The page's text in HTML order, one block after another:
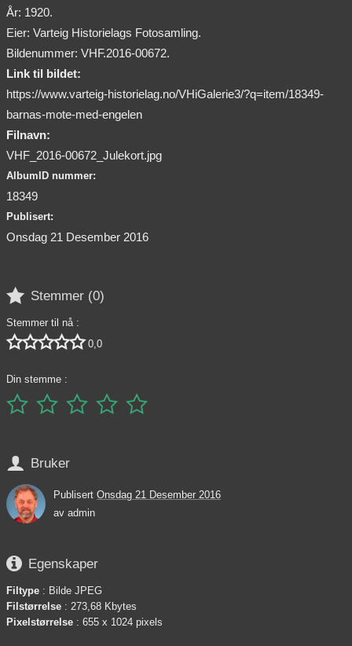
År: 1920.
Eier: Varteig Historielags Fotosamling.
Bildenummer: VHF.2016-00672.
Link til bildet:
https://www.varteig-historielag.no/VHiGalerie3/?q=item/18349-
barnas-mote-med-engelen
Filnavn:
VHF_2016-00672_Julekort.jpg
AlbumID nummer:
18349
Publisert:
Onsdag 21 Desember 2016
 Stemmer (0)
Stemmer til nå :
 0,0
Din stemme :
    
 Bruker
Publisert Onsdag 21 Desember 2016
av admin
 Egenskaper
Filtype : Bilde JPEG
Filstørrelse : 273,68 Kbytes
Pixelstørrelse : 655 x 1024 pixels